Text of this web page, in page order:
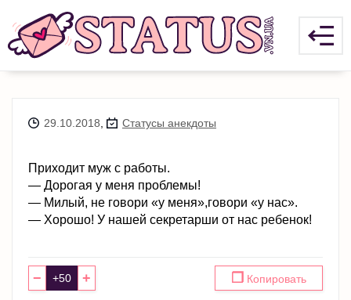
29.10.2018 Статусы анекдоты
Приходит муж с работы.
— Дорогая у меня проблемы!
— Милый, не говори «у меня»,говори «у нас».
— Хорошо! У нашей секретарши от нас ребенок!
− + ❐ Копировать